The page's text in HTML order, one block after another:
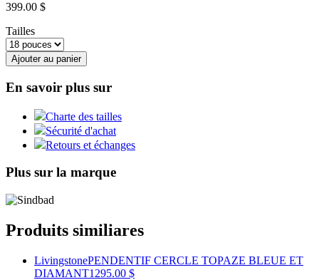
399.00 $
Tailles
Ajouter au panier
En savoir plus sur
Charte des tailles
Sécurité d'achat
Retours et échanges
Plus sur la marque
Produits similiares
LivingstonePENDENTIF CERCLE TOPAZE BLEUE ET
DIAMANT1295.00 $